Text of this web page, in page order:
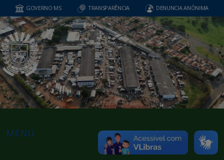
GOVERNO MS TRANSPARÊNCIA DENUNCIA ANÔNIMA
MENU